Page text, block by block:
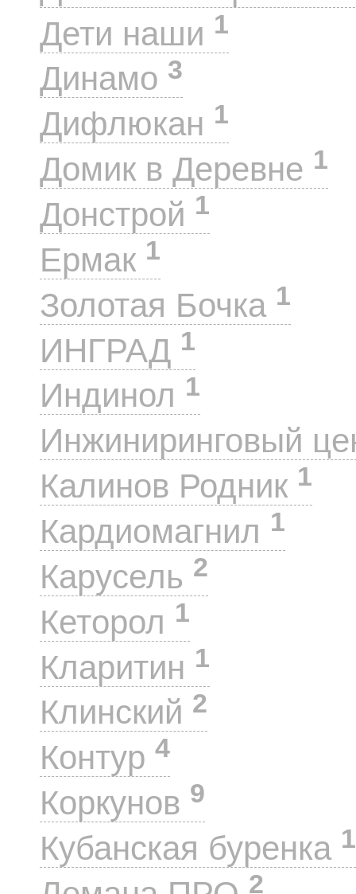
Дети наши 1
Динамо 3
Дифлюкан 1
Домик в Деревне 1
Донстрой 1
Ермак 1
Золотая Бочка 1
ИНГРАД 1
Индинол 1
Инжиниринговый
Калинов Родник 1
Кардиомагнил 1
Карусель 2
Кеторол 1
Кларитин 1
Клинский 2
Контур 4
Коркунов 9
Кубанская буренка 1
2